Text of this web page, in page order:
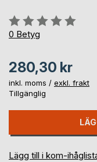
Betyg::
0%
0 Betyg
280,30 kr
inkl. moms / exkl. frakt
Tillgänglig
Lägg till i kom-